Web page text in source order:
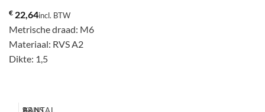
€ 22,64incl. BTW
Metrische draad: M6
Materiaal: RVS A2
Dikte: 1,5
AANTAL
%
PRIJS